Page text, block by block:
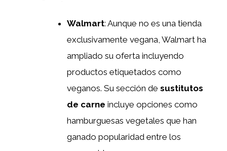
Walmart: Aunque no es una tienda
exclusivamente vegana, Walmart ha
ampliado su oferta incluyendo
productos etiquetados como
veganos. Su sección de sustitutos
de carne incluye opciones como
hamburguesas vegetales que han
ganado popularidad entre los